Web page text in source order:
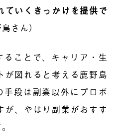
ていくきっかけを提供で
さん）
ることで、キャリア・生
が図れると考える鹿野島
手段は副業以外にプロボ
が、やはり副業がおすす